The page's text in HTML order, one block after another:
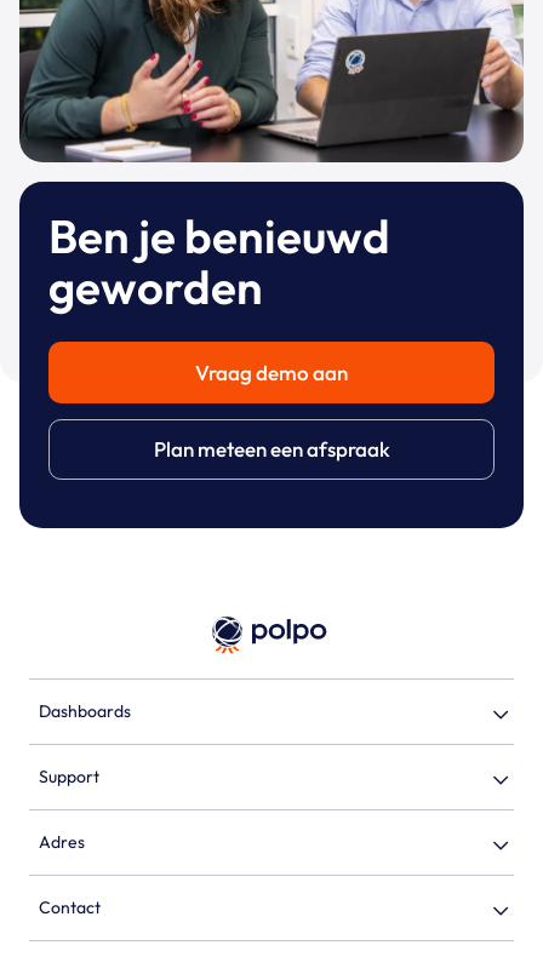
Ben je benieuwd
geworden
Vraag demo aan
Plan meteen een afspraak
Dashboards
Support
Adres
Contact